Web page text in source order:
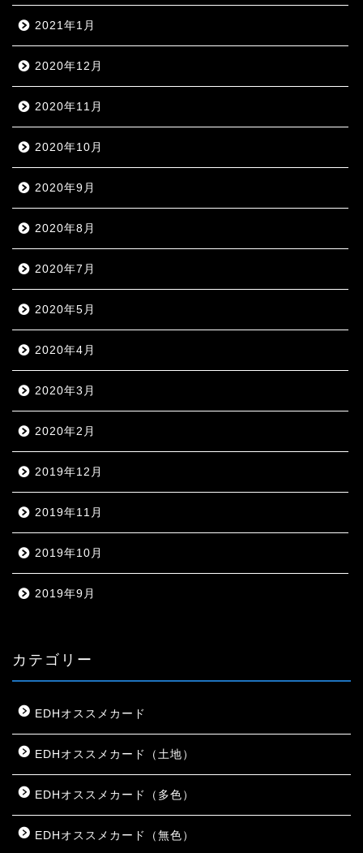
2021年1月
2020年12月
2020年11月
2020年10月
2020年9月
2020年8月
2020年7月
2020年5月
2020年4月
2020年3月
2020年2月
2019年12月
2019年11月
2019年10月
2019年9月
カテゴリー
EDHオススメカード
EDHオススメカード（土地）
EDHオススメカード（多色）
EDHオススメカード（無色）